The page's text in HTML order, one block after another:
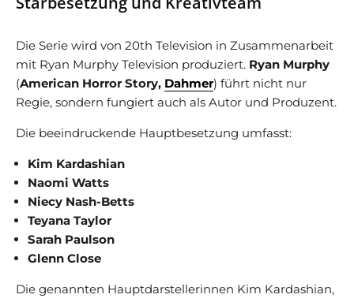
Die Serie wird von 20th Television in Zusammenarbeit
mit Ryan Murphy Television produziert. Ryan Murphy
(American Horror Story, Dahmer) führt nicht nur
Regie, sondern fungiert auch als Autor und Produzent.
Die beeindruckende Hauptbesetzung umfasst:
Kim Kardashian
Naomi Watts
Niecy Nash-Betts
Teyana Taylor
Sarah Paulson
Glenn Close
Die genannten Hauptdarstellerinnen Kim Kardashian,